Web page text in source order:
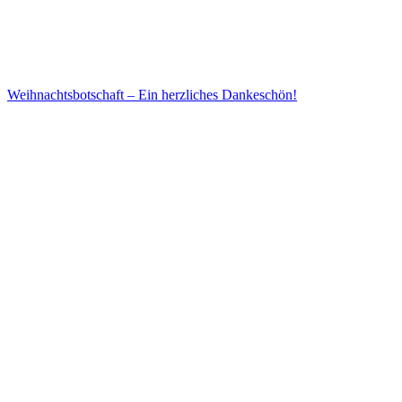
Weihnachtsbotschaft – Ein herzliches Dankeschön!